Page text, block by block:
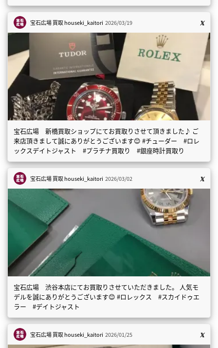
宝石広場 買取houseki_kaitori 2026/03/19
宝石広場 新橋買取ショップにてお買取りさせて頂きました♪ ご
来店頂きまして誠にありがとうございます😊 #チューダー #ロレ
ックスデイトジャスト #プラチナ買取り #銀座時計買取り
宝石広場 買取houseki_kaitori 2026/03/02
宝石広場 渋谷本店にてお買取りさせていただきました。 人気モ
デルを誠にありがとうございます😊 #ロレックス #スカイドゥエ
ラー #デイトジャスト
宝石広場 買取houseki_kaitori 2026/01/25